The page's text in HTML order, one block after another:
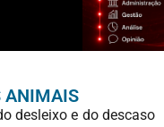
ANIMAIS
desleixo e do descaso